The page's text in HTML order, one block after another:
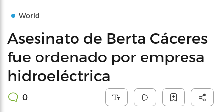
World
Asesinato de Berta Cáceres
fue ordenado por empresa
hidroeléctrica
0